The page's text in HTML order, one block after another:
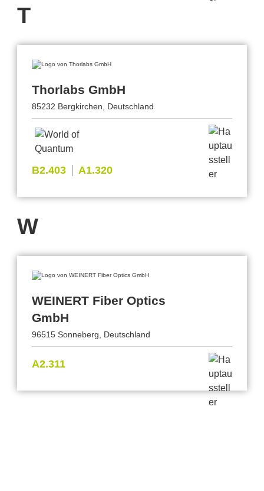
T
Thorlabs GmbH
85232 Bergkirchen, Deutschland
B2.403 A1.320
W
WEINERT Fiber Optics
GmbH
96515 Sonneberg, Deutschland
A2.311